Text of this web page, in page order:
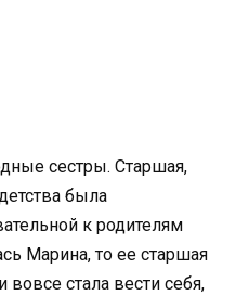
сестры. Старшая,
была
к родителям
Марина, то ее старшая
вовсе стала вести себя,